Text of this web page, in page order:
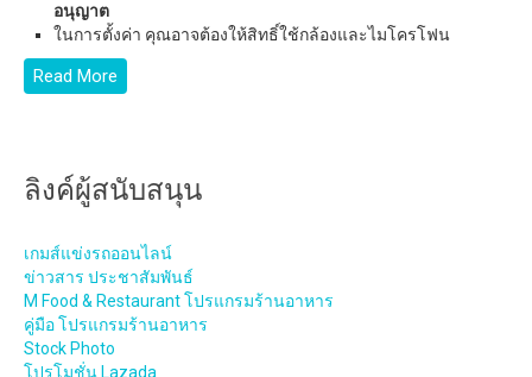
อนุญาต
ในการตั้งค่า คุณอาจต้องให้สิทธิ์ใช้กล้องและไมโครโฟน
Read More
ลิงค์ผู้สนับสนุน
เกมส์แข่งรถออนไลน์
ข่าวสาร ประชาสัมพันธ์
M Food & Restaurant โปรแกรมร้านอาหาร
คู่มือ โปรแกรมร้านอาหาร
Stock Photo
โปรโมชั่น Lazada